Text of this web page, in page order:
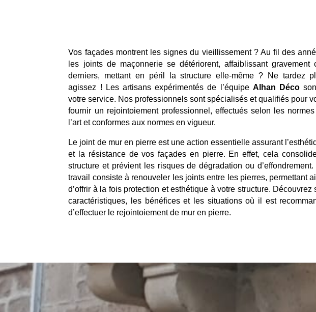
Vos façades montrent les signes du vieillissement ? Au fil des
les joints de maçonnerie se détériorent, affaiblissant gravement
derniers, mettant en péril la structure elle-même ? Ne tardez
agissez ! Les artisans expérimentés de l’équipe Alhan Déco
votre service. Nos professionnels sont spécialisés et qualifiés pour
fournir un rejointoiement professionnel, effectués selon les
l’art et conformes aux normes en vigueur.
Le joint de mur en pierre est une action essentielle assurant
et la résistance de vos façades en pierre. En effet, cela
structure et prévient les risques de dégradation ou d’effondrement.
travail consiste à renouveler les joints entre les pierres, permettant
d’offrir à la fois protection et esthétique à votre structure. Découvrez
caractéristiques, les bénéfices et les situations où il est
d’effectuer le rejointoiement de mur en pierre.